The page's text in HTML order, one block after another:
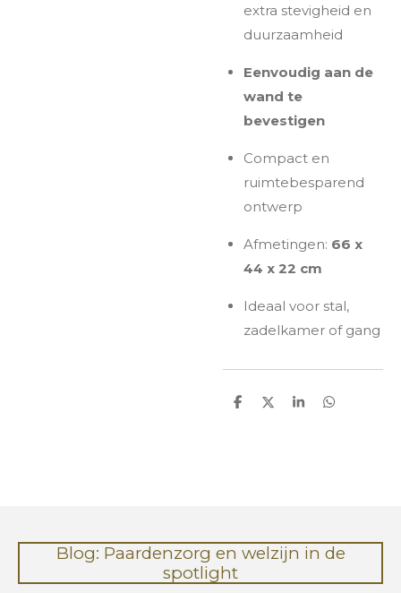
extra stevigheid en
duurzaamheid
Eenvoudig aan de
wand te
bevestigen
Compact en
ruimtebesparend
ontwerp
Afmetingen: 66 x
44 x 22 cm
Ideaal voor stal,
zadelkamer of gang
D
D
S
D
Blog: Paardenzorg en welzijn in de
spotlight